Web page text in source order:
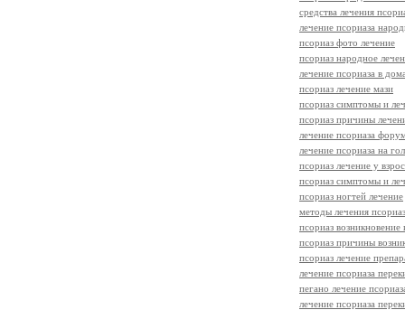
средства лечения
лечение псориаза
псориаз фото лечение
псориаз народное
лечение псориаза в
псориаз лечение мази
псориаз симптомы и
псориаз причины
лечение псориаза
лечение псориаза на
псориаз лечение у
псориаз симптомы и
псориаз ногтей лечение
методы лечения
псориаз возникновение
псориаз причины
псориаз лечение
лечение псориаза
пегано лечение
лечение псориаза